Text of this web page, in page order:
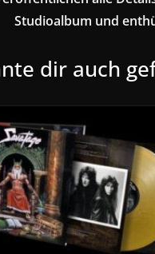
Studioalbum und
dir auch